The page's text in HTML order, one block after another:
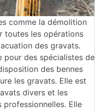
comme la démolition
toutes les opérations
des gravats.
pour des spécialistes de
des bennes
les gravats. Elle est
divers et les
Elle